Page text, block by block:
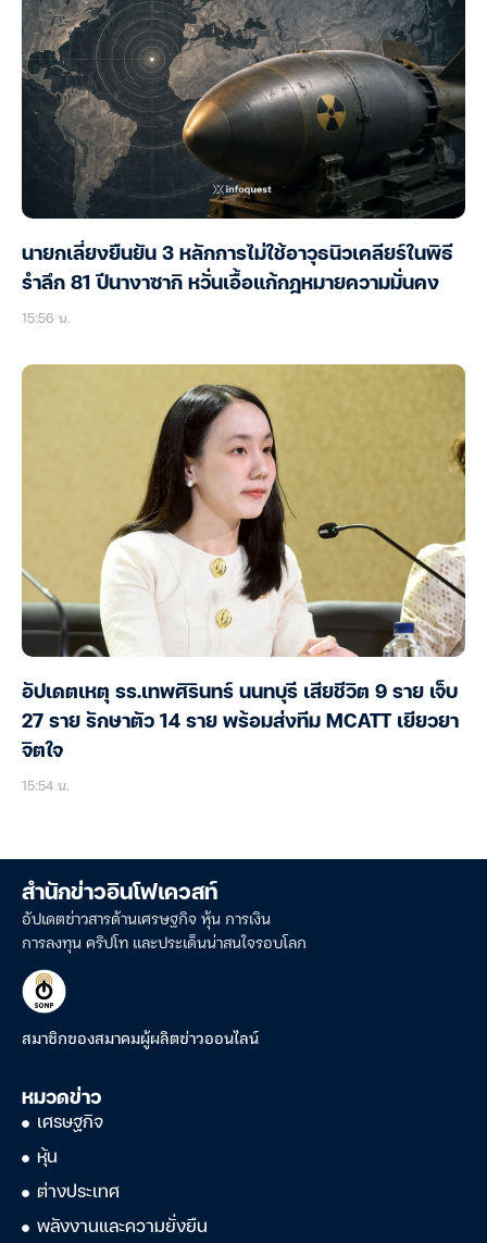
นายกเลี่ยงยืนยัน 3 หลักการไม่ใช้อาวุธนิวเคลียร์ในพิธี
รำลึก 81 ปีนางาซากิ หวั่นเอื้อแก้กฎหมายความมั่นคง
15:56 น.
อัปเดตเหตุ รร.เทพศิรินทร์ นนทบุรี เสียชีวิต 9 ราย เจ็บ
27 ราย รักษาตัว 14 ราย พร้อมส่งทีม MCATT เยียวยา
จิตใจ
15:54 น.
สำนักข่าวอินโฟเควสท์
อัปเดตข่าวสารด้านเศรษฐกิจ หุ้น การเงิน
การลงทุน คริปโท และประเด็นน่าสนใจรอบโลก
สมาชิกของสมาคมผู้ผลิตข่าวออนไลน์
หมวดข่าว
เศรษฐกิจ
หุ้น
ต่างประเทศ
พลังงานและความยั่งยืน